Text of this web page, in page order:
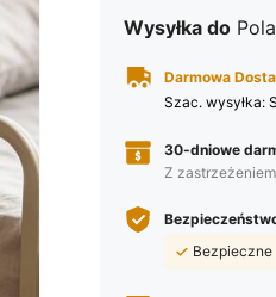
Wysyłka do
Darmowa
Szac. wysyłka:
30-dniowe
Z
Bezpieczne